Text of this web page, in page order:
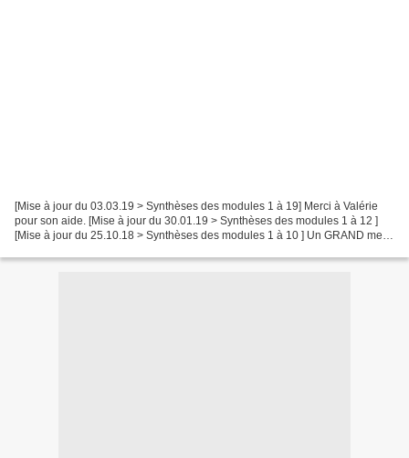
[Mise à jour du 03.03.19 > Synthèses des modules 1 à 19] Merci à Valérie
pour son aide. [Mise à jour du 30.01.19 > Synthèses des modules 1 à 12 ]
[Mise à jour du 25.10.18 > Synthèses des modules 1 à 10 ] Un GRAND merci